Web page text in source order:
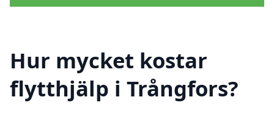
Hur mycket kostar
flytthjälp i Trångfors?